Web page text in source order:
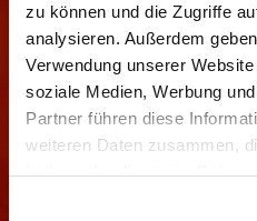
zu können und die Zugriffe
analysieren. Außerdem
Verwendung unserer
soziale Medien, Werbung
Partner führen diese
weiteren Daten zusammen,